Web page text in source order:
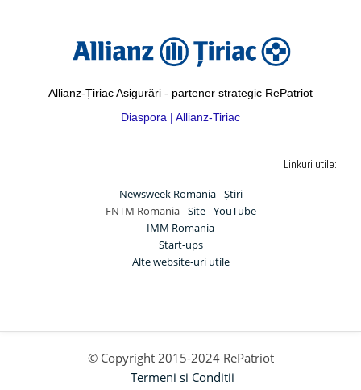
Allianz-Țiriac Asigurări - partener strategic RePatriot
Diaspora | Allianz-Tiriac
Linkuri utile:
Newsweek Romania - Știri
FNTM Romania -Site-YouTube
IMM Romania
Start-ups
Alte website-uri utile
© Copyright 2015-2024 RePatriot
Termeni si Conditii